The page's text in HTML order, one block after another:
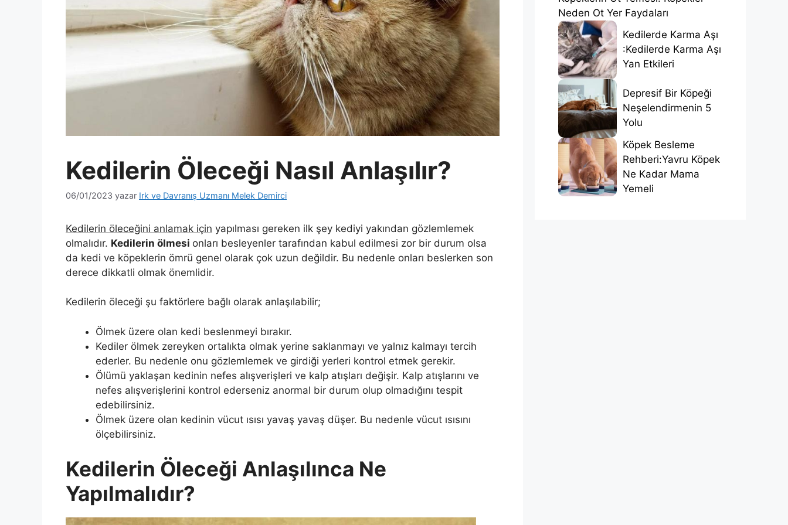
Kedilerin Öleceği Nasıl Anlaşılır?
06/01/2023 yazar Irk ve Davranış Uzmanı Melek Demirci
Kedilerin öleceğini anlamak için yapılması gereken ilk şey kediyi yakından gözlemlemek
olmalıdır. Kedilerin ölmesi onları besleyenler tarafından kabul edilmesi zor bir durum olsa
da kedi ve köpeklerin ömrü genel olarak çok uzun değildir. Bu nedenle onları beslerken son
derece dikkatli olmak önemlidir.
Kedilerin öleceği şu faktörlere bağlı olarak anlaşılabilir;
Ölmek üzere olan kedi beslenmeyi bırakır.
Kediler ölmek zereyken ortalıkta olmak yerine saklanmayı ve yalnız kalmayı tercih
ederler. Bu nedenle onu gözlemlemek ve girdiği yerleri kontrol etmek gerekir.
Ölümü yaklaşan kedinin nefes alışverişleri ve kalp atışları değişir. Kalp atışlarını ve
nefes alışverişlerini kontrol ederseniz anormal bir durum olup olmadığını tespit
edebilirsiniz.
Ölmek üzere olan kedinin vücut ısısı yavaş yavaş düşer. Bu nedenle vücut ısısını
ölçebilirsiniz.
Kedilerin Öleceği Anlaşılınca Ne
Yapılmalıdır?
Neden Ot Yer Faydaları
Kedilerde Karma Aşı
:Kedilerde Karma Aşı
Yan Etkileri
Depresif Bir Köpeği
Neşelendirmenin 5
Yolu
Köpek Besleme
Rehberi:Yavru Köpek
Ne Kadar Mama
Yemeli